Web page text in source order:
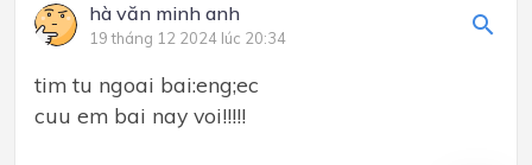
hà văn minh anh
19 tháng 12 2024 lúc 20:34
tim tu ngoai bai:eng;ec
cuu em bai nay voi!!!!!